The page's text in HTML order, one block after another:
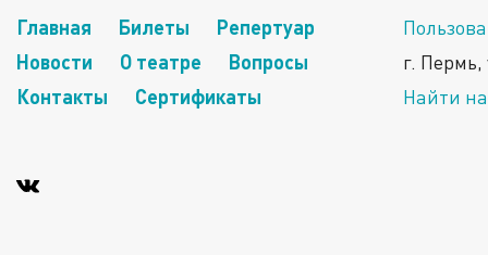
Главная Билеты
Репертуар
Новости
О театре
Вопросы
Контакты
Сертификаты
г.
Найти